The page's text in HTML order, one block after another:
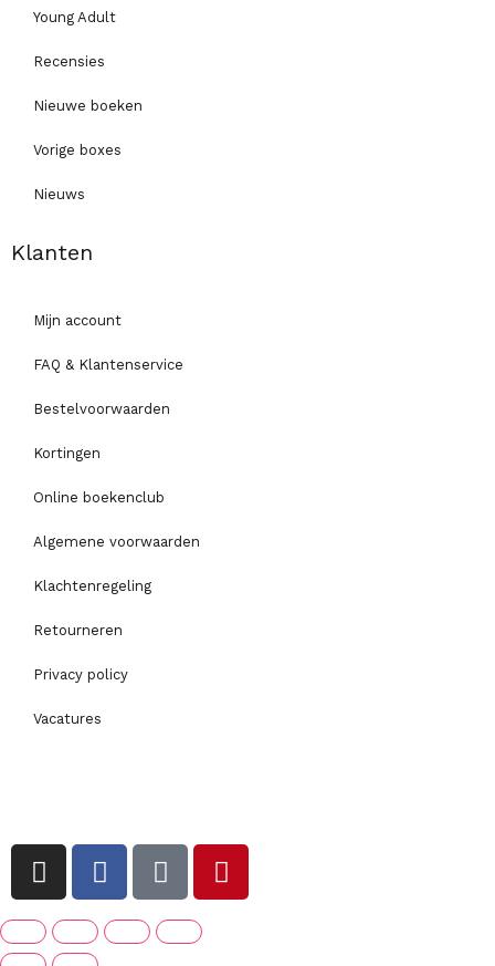
Young Adult
Recensies
Nieuwe boeken
Vorige boxes
Nieuws
Klanten
Mijn account
FAQ & Klantenservice
Bestelvoorwaarden
Kortingen
Online boekenclub
Algemene voorwaarden
Klachtenregeling
Retourneren
Privacy policy
Vacatures
I
n
s
t
F
a
c
e
T
i
k
t
P
i